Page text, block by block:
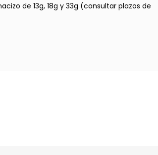
de 13g, 18g y 33g (consultar plazos de